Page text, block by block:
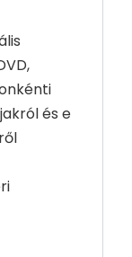
és e